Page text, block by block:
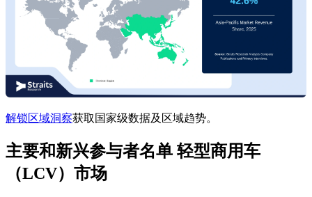
解锁区域洞察获取国家级数据及区域趋势。
主要和新兴参与者名单 轻型商用车
（LCV）市场